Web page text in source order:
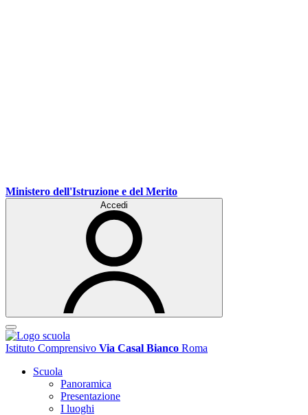
Ministero dell'Istruzione e del Merito
Accedi
Istituto Comprensivo Via Casal Bianco Roma
Scuola
Panoramica
Presentazione
I luoghi